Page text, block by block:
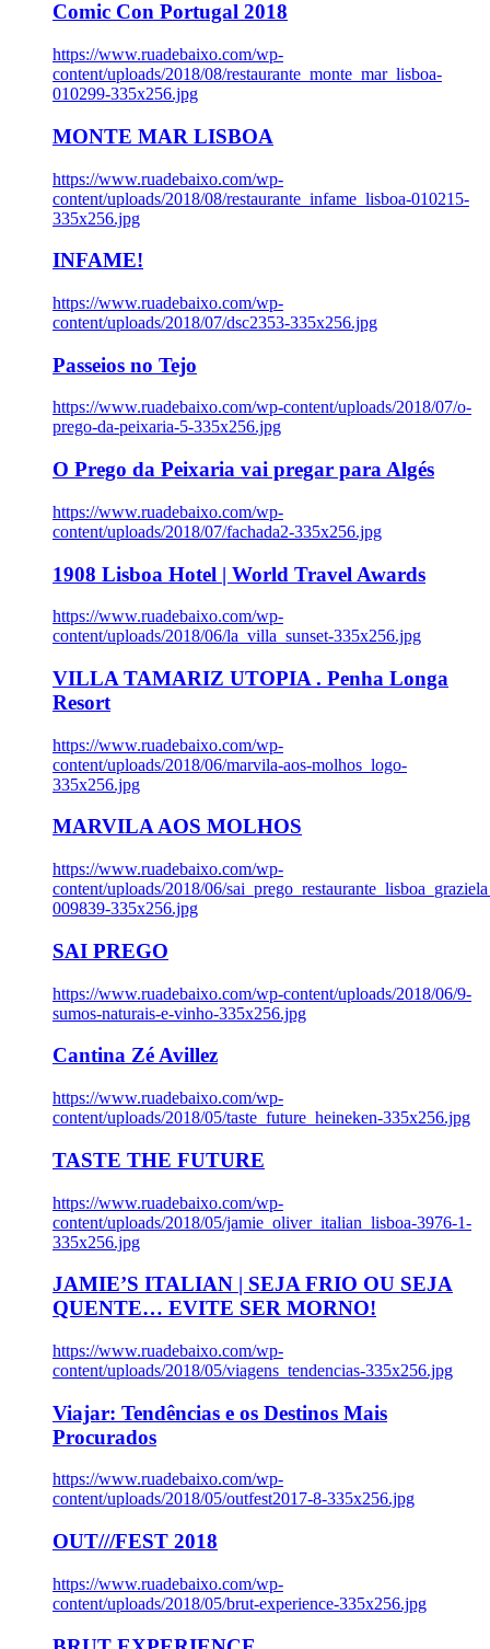
Comic Con Portugal 2018
https://www.ruadebaixo.com/wp-
content/uploads/2018/08/restaurante_monte_mar_lisboa-
010299-335x256.jpg
MONTE MAR LISBOA
https://www.ruadebaixo.com/wp-
content/uploads/2018/08/restaurante_infame_lisboa-010215-
335x256.jpg
INFAME!
https://www.ruadebaixo.com/wp-
content/uploads/2018/07/dsc2353-335x256.jpg
Passeios no Tejo
https://www.ruadebaixo.com/wp-content/uploads/2018/07/o-
prego-da-peixaria-5-335x256.jpg
O Prego da Peixaria vai pregar para Algés
https://www.ruadebaixo.com/wp-
content/uploads/2018/07/fachada2-335x256.jpg
1908 Lisboa Hotel | World Travel Awards
https://www.ruadebaixo.com/wp-
content/uploads/2018/06/la_villa_sunset-335x256.jpg
VILLA TAMARIZ UTOPIA . Penha Longa
Resort
https://www.ruadebaixo.com/wp-
content/uploads/2018/06/marvila-aos-molhos_logo-
335x256.jpg
MARVILA AOS MOLHOS
https://www.ruadebaixo.com/wp-
content/uploads/2018/06/
009839-335x256.jpg
SAI PREGO
https://www.ruadebaixo.com/wp-content/uploads/2018/06/9-
sumos-naturais-e-vinho-335x256.jpg
Cantina Zé Avillez
https://www.ruadebaixo.com/wp-
content/uploads/2018/05/taste_future_heineken-335x256.jpg
TASTE THE FUTURE
https://www.ruadebaixo.com/wp-
content/uploads/2018/05/jamie_oliver_italian_lisboa-3976-1-
335x256.jpg
JAMIE’S ITALIAN | SEJA FRIO OU SEJA
QUENTE… EVITE SER MORNO!
https://www.ruadebaixo.com/wp-
content/uploads/2018/05/viagens_tendencias-335x256.jpg
Viajar: Tendências e os Destinos Mais
Procurados
https://www.ruadebaixo.com/wp-
content/uploads/2018/05/outfest2017-8-335x256.jpg
OUT///FEST 2018
https://www.ruadebaixo.com/wp-
content/uploads/2018/05/brut-experience-335x256.jpg